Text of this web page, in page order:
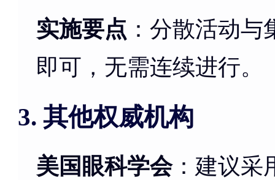
实施要点 ：分散活动
即可，无需连续进行。
3. 其他权威机构
美国眼科学会：建议采